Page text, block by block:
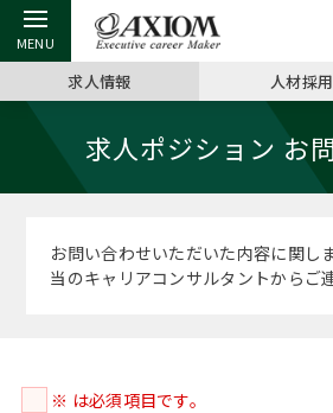
戻る
アクシアムの特長
サービス案内
戻る
キャリア支援 TOP
キャリアデザイン講座
（最新求人市場動向）
MBAの転職事例
戻る
転職ツール TOP
英文レジュメの書き方
戻る
転職コラム TOP
“展”職相談室
戻る
イベント・セミナー TOP
ジョブフェア
戻る
会社概要 TOP
沿革
求人情報 人材採
求人ポジション お
お問い合わせいただいた内容に関し
当のキャリアコンサルタントからご
※ は必須項目です。